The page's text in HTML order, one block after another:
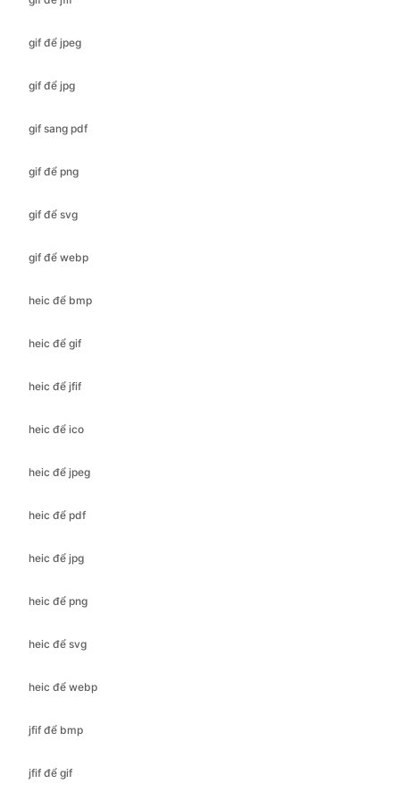
gif để jpg
gif sang pdf
gif để png
gif để svg
gif để webp
heic để bmp
heic để gif
heic để jfif
heic để ico
heic để jpeg
heic để pdf
heic để jpg
heic để png
heic để svg
heic để webp
jfif để bmp
jfif để gif
jfif để ico
jfif để jpeg